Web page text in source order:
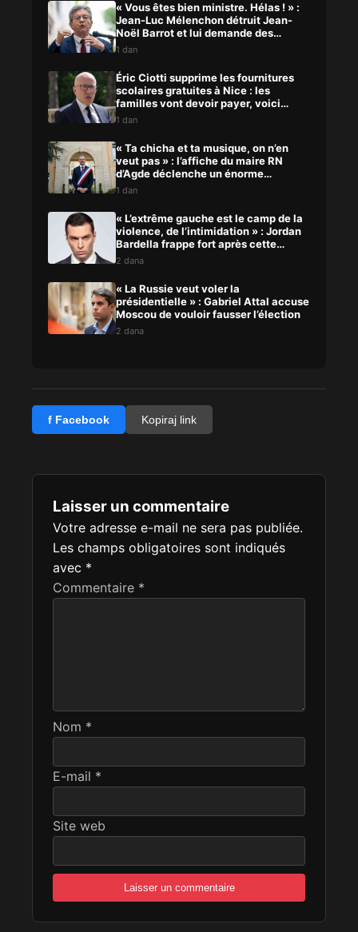
« Vous êtes bien ministre. Hélas ! » :
Jean-Luc Mélenchon détruit Jean-
Noël Barrot et lui demande des
comptes
1 dan
Éric Ciotti supprime les fournitures
scolaires gratuites à Nice : les
familles vont devoir payer, voici
pourquoi
1 dan
« Ta chicha et ta musique, on n’en
veut pas » : l’affiche du maire RN
d’Agde déclenche un énorme
scandale
1 dan
« L’extrême gauche est le camp de la
violence, de l’intimidation » : Jordan
Bardella frappe fort après cette
agression
2 dana
« La Russie veut voler la
présidentielle » : Gabriel Attal accuse
Moscou de vouloir fausser l’élection
2 dana
f Facebook Kopiraj link
Laisser un commentaire
Votre adresse e-mail ne sera pas publiée.
Les champs obligatoires sont indiqués
avec *
Commentaire *
Nom *
E-mail *
Site web